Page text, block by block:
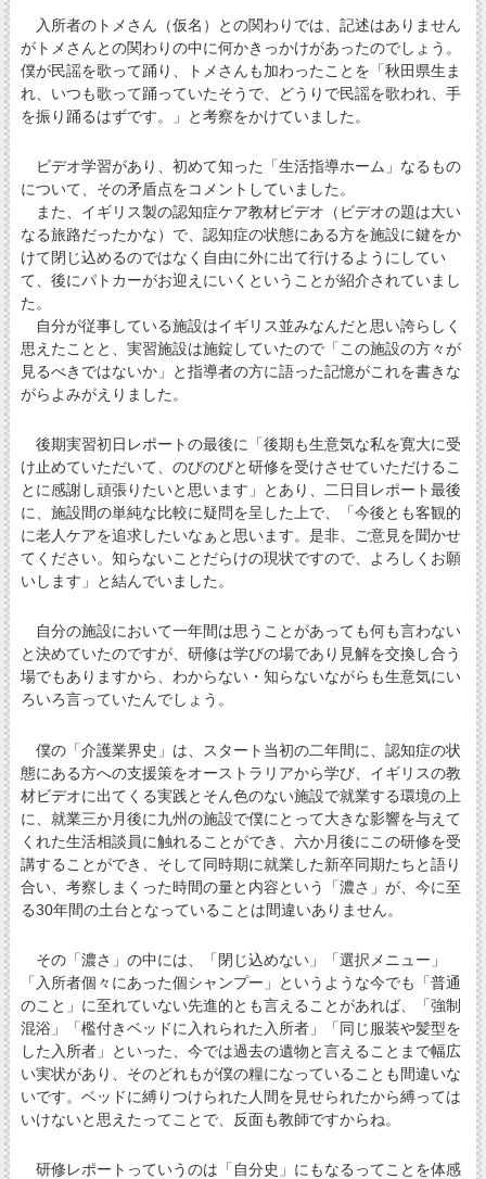
入所者のトメさん（仮名）との関わりでは、記述はありません
がトメさんとの関わりの中に何かきっかけがあったのでしょう。
僕が民謡を歌って踊り、トメさんも加わったことを「秋田県生ま
れ、いつも歌って踊っていたそうで、どうりで民謡を歌われ、手
を振り踊るはずです。」と考察をかけていました。
ビデオ学習があり、初めて知った「生活指導ホーム」なるもの
について、その矛盾点をコメントしていました。
また、イギリス製の認知症ケア教材ビデオ（ビデオの題は大い
なる旅路だったかな）で、認知症の状態にある方を施設に鍵をか
けて閉じ込めるのではなく自由に外に出て行けるようにしてい
て、後にパトカーがお迎えにいくということが紹介されていまし
た。
自分が従事している施設はイギリス並みなんだと思い誇らしく
思えたことと、実習施設は施錠していたので「この施設の方々が
見るべきではないか」と指導者の方に語った記憶がこれを書きな
がらよみがえりました。
後期実習初日レポートの最後に「後期も生意気な私を寛大に受
け止めていただいて、のびのびと研修を受けさせていただけるこ
とに感謝し頑張りたいと思います」とあり、二日目レポート最後
に、施設間の単純な比較に疑問を呈した上で、「今後とも客観的
に老人ケアを追求したいなぁと思います。是非、ご意見を聞かせ
てください。知らないことだらけの現状ですので、よろしくお願
いします」と結んでいました。
自分の施設において一年間は思うことがあっても何も言わない
と決めていたのですが、研修は学びの場であり見解を交換し合う
場でもありますから、わからない・知らないながらも生意気にい
ろいろ言っていたんでしょう。
僕の「介護業界史」は、スタート当初の二年間に、認知症の状
態にある方への支援策をオーストラリアから学び、イギリスの教
材ビデオに出てくる実践とそん色のない施設で就業する環境の上
に、就業三か月後に九州の施設で僕にとって大きな影響を与えて
くれた生活相談員に触れることができ、六か月後にこの研修を受
講することができ、そして同時期に就業した新卒同期たちと語り
合い、考察しまくった時間の量と内容という「濃さ」が、今に至
る30年間の土台となっていることは間違いありません。
その「濃さ」の中には、「閉じ込めない」「選択メニュー」
「入所者個々にあった個シャンプー」というような今でも「普通
のこと」に至れていない先進的とも言えることがあれば、「強制
混浴」「檻付きベッドに入れられた入所者」「同じ服装や髪型を
した入所者」といった、今では過去の遺物と言えることまで幅広
い実状があり、そのどれもが僕の糧になっていることも間違いな
いです。ベッドに縛りつけられた人間を見せられたから縛っては
いけないと思えたってことで、反面も教師ですからね。
研修レポートっていうのは「自分史」にもなるってことを体感